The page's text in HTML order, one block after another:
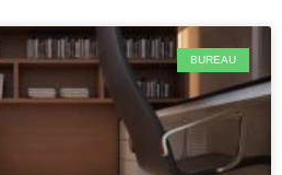
BUREAU